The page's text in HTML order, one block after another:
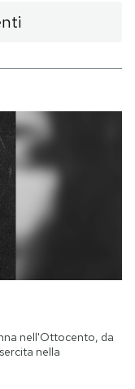
nell'Ottocento, da
nella